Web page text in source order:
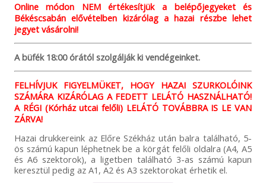
Online módon NEM értékesítjük a belépőjegyeket és
Békéscsabán elővételben kizárólag a hazai részbe lehet
jegyet vásárolni!
A büfék 18:00 órától szolgálják ki vendégeinket.
FELHÍVJUK FIGYELMÜKET, HOGY HAZAI SZURKOLÓINK
SZÁMÁRA KIZÁRÓLAG A FEDETT LELÁTÓ HASZNÁLHATÓ!
A RÉGI (Kórház utcai felőli) LELÁTÓ TOVÁBBRA IS LE VAN
ZÁRVA!
Hazai drukkereink az Előre Székház után balra található, 5-
ös számú kapun léphetnek be a körgát felőli oldalra (A4, A5
és A6 szektorok), a ligetben található 3-as számú kapun
keresztül pedig az A1, A2 és A3 szektorokat érhetik el.